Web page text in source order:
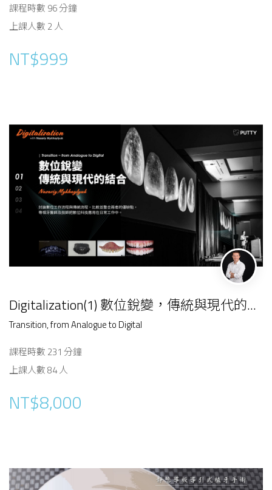
課程時數 96 分鐘
上課人數 2 人
NT$999
Digitalization(1) 數位銳變，傳統與現代的...
Transition, from Analogue to Digital
課程時數 231 分鐘
上課人數 84 人
NT$8,000